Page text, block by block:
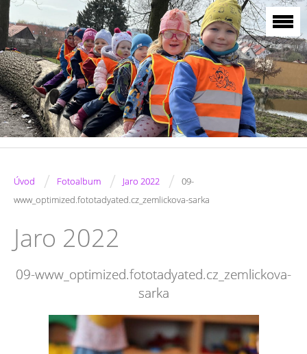
Úvod / Fotoalbum / Jaro 2022 /
09-
www_optimized.fototadyated.cz_zemlickova-sarka
Jaro 2022
09-www_optimized.fototadyated.cz_zemlickova-
sarka